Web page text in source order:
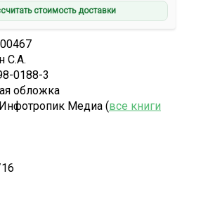
стоимость доставки
С.А.
0188-3
обложка
Инфотропик Медиа (все книги